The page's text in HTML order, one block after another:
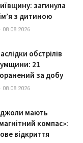
загинула
з дитиною
08.08.2026
обстрілів
21
за добу
08.08.2026
мають
компас»:
відкриття